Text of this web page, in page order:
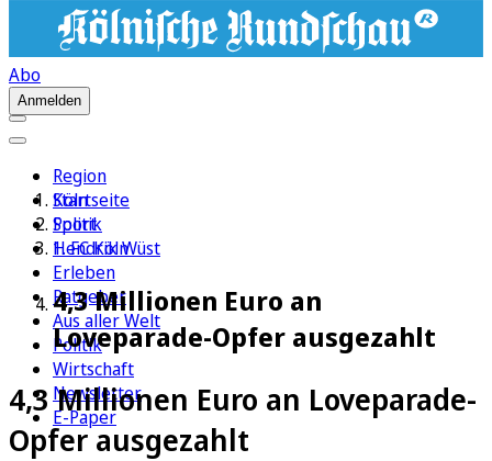
Abo
Anmelden
Region
Köln
Sport
1. FC Köln
Erleben
Ratgeber
Aus aller Welt
Politik
Wirtschaft
Newsletter
E-Paper
Startseite
Politik
Hendrik Wüst
4,3 Millionen Euro an
Loveparade-Opfer ausgezahlt
4,3 Millionen Euro an Loveparade-
Opfer ausgezahlt